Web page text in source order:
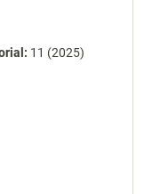
11 (2025)